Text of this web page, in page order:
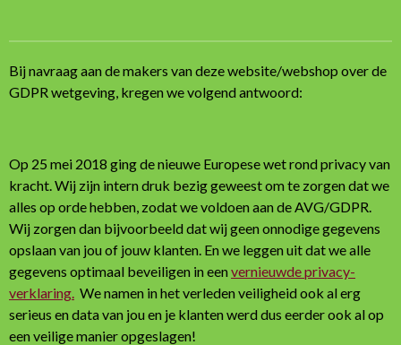
Bij navraag aan de makers van deze website/webshop over de
GDPR wetgeving, kregen we volgend antwoord:
Op 25 mei 2018 ging de nieuwe Europese wet rond privacy van
kracht. Wij zijn intern druk bezig geweest om te zorgen dat we
alles op orde hebben, zodat we voldoen aan de AVG/GDPR.
Wij zorgen dan bijvoorbeeld dat wij geen onnodige gegevens
opslaan van jou of jouw klanten. En we leggen uit dat we alle
gegevens optimaal beveiligen in eenvernieuwde privacy-
verklaring. We namen in het verleden veiligheid ook al erg
serieus en data van jou en je klanten werd dus eerder ook al op
een veilige manier opgeslagen!